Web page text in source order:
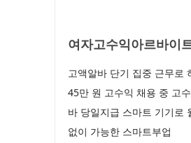
여자고수익아르바이
고액알바 단기 집중 근무로
45만 원 고수익 채용 중 고
바 당일지급 스마트 기기로
없이 가능한 스마트부업